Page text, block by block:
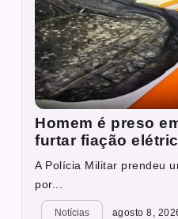
Homem é preso
furtar fiação
A Polícia Militar prendeu
por...
Notícias agosto 8,